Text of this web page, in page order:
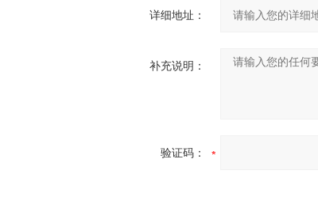
详细地址：
补充说明：
验证码：